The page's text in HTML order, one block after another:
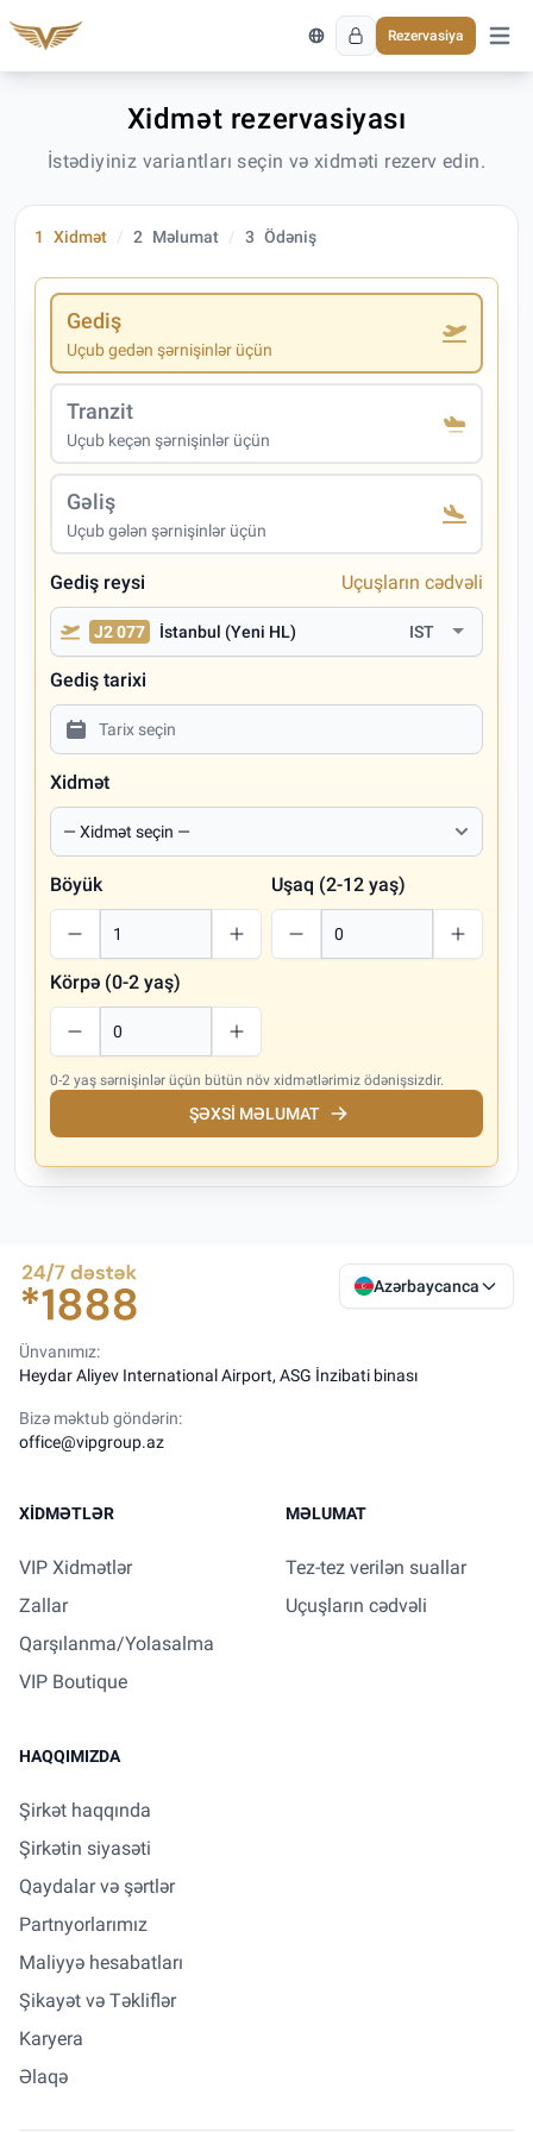
Rezervasiya
Əsas
Xidmət rezervasiyası
İstədiyiniz variantları seçin və xidməti rezerv edin.
1 Xidmət 2 Məlumat 3 Ödəniş
Gediş
Uçub gedən şərnişinlər üçün
Tranzit
Uçub keçən şərnişinlər üçün
Gəliş
Uçub gələn şərnişinlər üçün
Gediş reysi Uçuşların cədvəli
J2 077 İstanbul (Yeni HL) IST
Gediş tarixi
Xidmət
Böyük Uşaq (2-12 yaş)
Körpə (0-2 yaş)
0-2 yaş sərnişinlər üçün bütün növ xidmətlərimiz ödənişsizdir.
ŞƏXSI MƏLUMAT
Azərbaycanca
Ünvanımız:
Heydar Aliyev International Airport, ASG İnzibati binası
Bizə məktub göndərin:
office@vipgroup.az
XIDMƏTLƏR
VIP Xidmətlər
Zallar
Qarşılanma/Yolasalma
VIP Boutique
MƏLUMAT
Tez-tez verilən suallar
Uçuşların cədvəli
HAQQIMIZDA
Şirkət haqqında
Şirkətin siyasəti
Qaydalar və şərtlər
Partnyorlarımız
Maliyyə hesabatları
Şikayət və Təkliflər
Karyera
Əlaqə